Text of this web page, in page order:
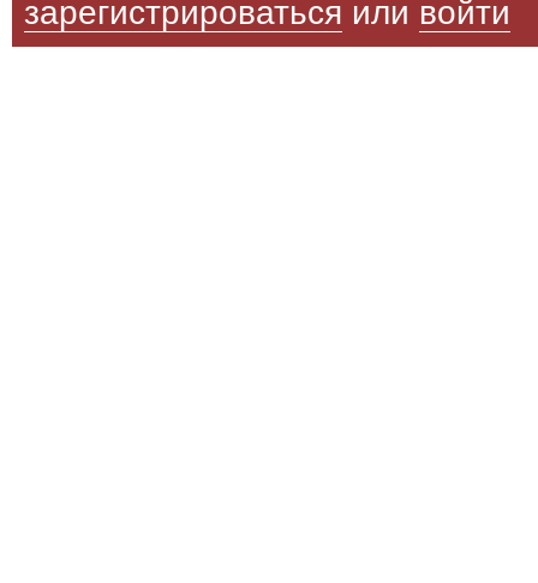
зарегистрироваться или войти